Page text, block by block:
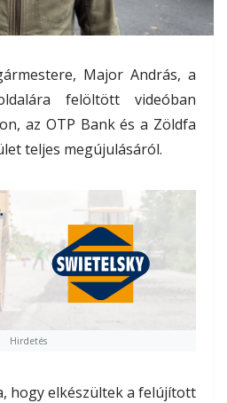
Major András, a
felöltött videóban
az OTP Bank és a Zöldfa
teljes megújulásáról.
Hirdetés
hogy elkészültek a felújított